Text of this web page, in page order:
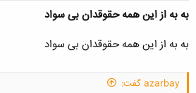
به به از این همه حقوقدان بی سواد
به به از این همه حقوقدان بی سواد
azarbay گفت: